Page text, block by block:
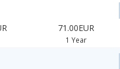
71.00EUR
1 Year